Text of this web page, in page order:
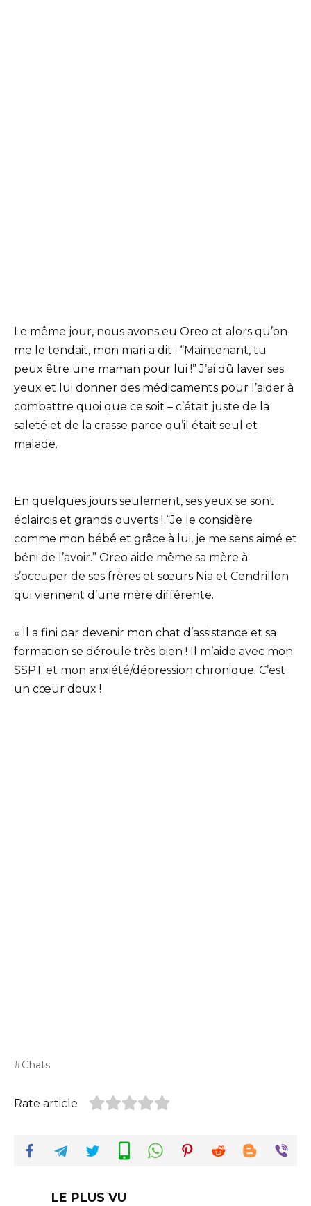
Le même jour, nous avons eu Oreo et alors qu’on
me le tendait, mon mari a dit : “Maintenant, tu
peux être une maman pour lui !” J’ai dû laver ses
yeux et lui donner des médicaments pour l’aider à
combattre quoi que ce soit – c’était juste de la
saleté et de la crasse parce qu’il était seul et
malade.
En quelques jours seulement, ses yeux se sont
éclaircis et grands ouverts ! “Je le considère
comme mon bébé et grâce à lui, je me sens aimé et
béni de l’avoir.” Oreo aide même sa mère à
s’occuper de ses frères et sœurs Nia et Cendrillon
qui viennent d’une mère différente.
« Il a fini par devenir mon chat d’assistance et sa
formation se déroule très bien ! Il m’aide avec mon
SSPT et mon anxiété/dépression chronique. C’est
un cœur doux !
Chats
Rate article
LE PLUS VU